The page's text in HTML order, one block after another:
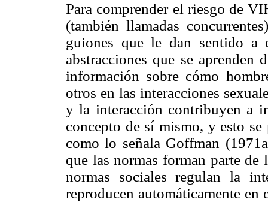
Para comprender el riesgo de
(también llamadas
guiones que le dan sentido a
abstracciones que se aprenden
información sobre cómo
otros en las interacciones
y la interacción contribuyen a
concepto de sí mismo, y esto
como lo señala Goffman
que las normas forman parte
normas sociales regulan la
reproducen automáticamente